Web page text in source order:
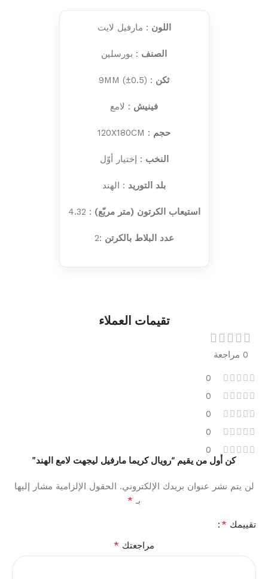
اللون : مارفيل لايت
الصنف : بورسلين
ثكن : 9MM (±0.5)
فينيش : لامع
حجم : 120X180CM
النخب : إختيار أوّل
بلد التوريد : الهند
استيعاب الكرتون (متر مربّع) : 4.32
عدد البلاط بالكرتن :2
تقيمات العملاء
0 مراجعة
0
0
0
0
0
كن أول من يقيم “رويال كريما مارفيل ليجهت لامع الهند”
لن يتم نشر عنوان بريدك الإلكتروني. الحقول الإلزامية مشار إليها
بـ *
تقييمك *
مراجعتك *